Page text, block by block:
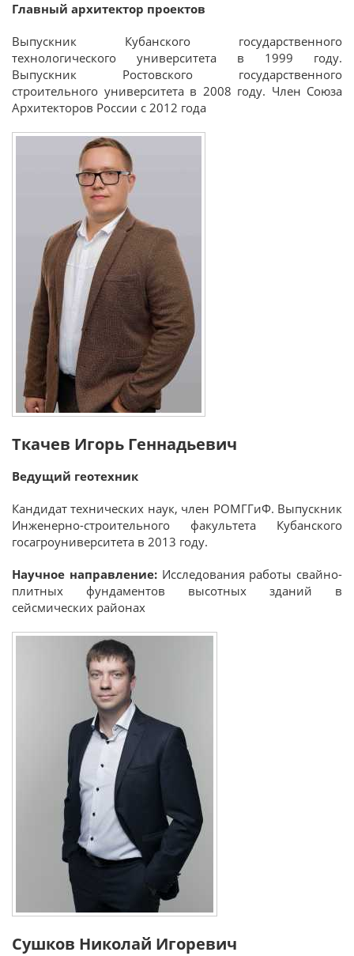
Главный архитектор проектов
Выпускник Кубанского государственного
технологического университета в 1999 году.
Выпускник Ростовского государственного
строительного университета в 2008 году. Член Союза
Архитекторов России с 2012 года
Ткачев Игорь Геннадьевич
Ведущий геотехник
Кандидат технических наук, член РОМГГиФ. Выпускник
Инженерно-строительного факультета Кубанского
госагроуниверситета в 2013 году.
Научное направление:Исследования работы свайно-
плитных фундаментов высотных зданий в
сейсмических районах
Сушков Николай Игоревич